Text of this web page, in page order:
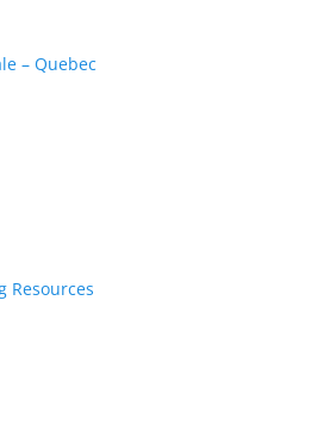
– Quebec
Resources